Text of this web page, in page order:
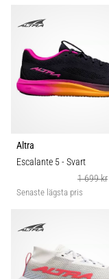
Altra
Escalante 5- Svart
1 699 kr
Senaste lägsta pris